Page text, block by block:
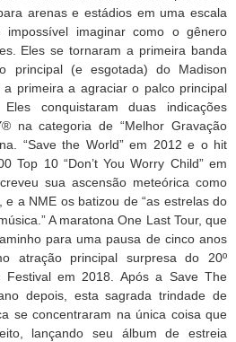
arenas e estádios em uma escala
impossível imaginar como o gênero
Eles se tornaram a primeira banda
principal (e esgotada) do Madison
primeira a agraciar o palco principal
conquistaram duas indicações
na categoria de “Melhor Gravação
“Save the World” em 2012 e o hit
Top 10 “Don’t You Worry Child” em
sua ascensão meteórica como
e a NME os batizou de “as estrelas do
A maratona One Last Tour, que
para uma pausa de cinco anos
atração principal surpresa do 20º
Festival em 2018. Após a Save The
depois, esta sagrada trindade de
se concentraram na única coisa que
lançando seu álbum de estreia